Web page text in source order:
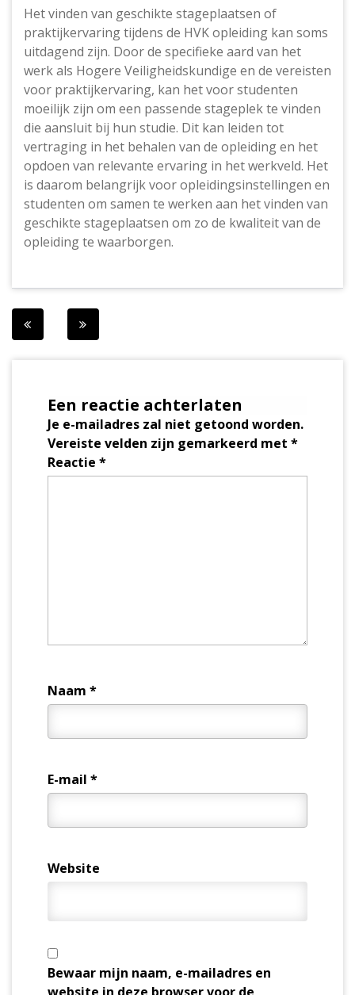
Het vinden van geschikte stageplaatsen of
praktijkervaring tijdens de HVK opleiding kan soms
uitdagend zijn. Door de specifieke aard van het
werk als Hogere Veiligheidskundige en de vereisten
voor praktijkervaring, kan het voor studenten
moeilijk zijn om een passende stageplek te vinden
die aansluit bij hun studie. Dit kan leiden tot
vertraging in het behalen van de opleiding en het
opdoen van relevante ervaring in het werkveld. Het
is daarom belangrijk voor opleidingsinstellingen en
studenten om samen te werken aan het vinden van
geschikte stageplaatsen om zo de kwaliteit van de
opleiding te waarborgen.
Berichtnavigatie
Een reactie achterlaten
Je e-mailadres zal niet getoond worden.
Vereiste velden zijn gemarkeerd met *
Reactie *
Naam *
E-mail *
Website
Bewaar mijn naam, e-mailadres en